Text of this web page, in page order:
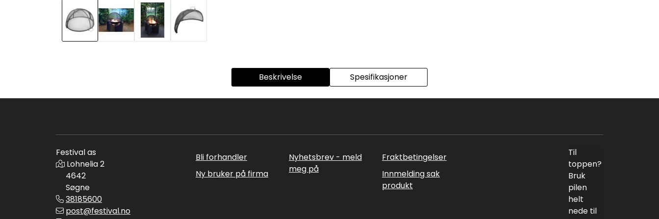
Beskrivelse Spesifikasjoner
Festival as
Lohnelia 2
4642
Søgne
38185600
post@festival.no
Bli forhandler
Ny bruker på firma
Nyhetsbrev - meld
meg på
Fraktbetingelser
Innmelding sak
produkt
Til
toppen?
Bruk
pilen
helt
nede til